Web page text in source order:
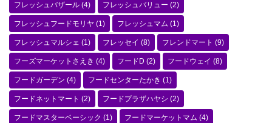
フレッシュバザール (4) フレッシュバリュー (2)
フレッシュフードモリヤ (1) フレッシュマム (1)
フレッシュマルシェ (1) フレッセイ (8) フレンドマート (9)
フーズマーケットさえき (4) フードD (2) フードウェイ (8)
フードガーデン (4) フードセンターたかき (1)
フードネットマート (2) フードプラザハヤシ (2)
フードマスターベーシック (1) フードマーケットマム (4)